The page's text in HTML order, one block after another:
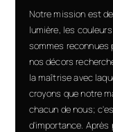
Notre mission est
lumière, les
sommes reconnues
nos décors
la maîtrise avec
croyons que notre
chacun de nous;
d'importance. Après